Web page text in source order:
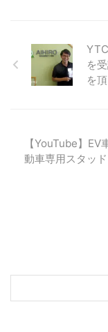
を
を
【YouTube】EV
動車専用スタッ